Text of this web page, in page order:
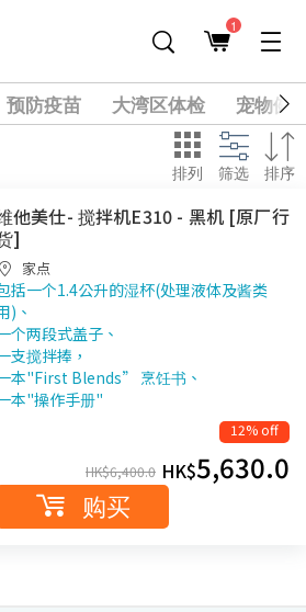
1
预防疫苗 大湾区体检
宠物健
排列 筛选 排序
他美仕- 搅拌机E310 - 黑机 [原厂行
]
家点
括一个1.4公升的湿杯(处理液体及酱类
)、
个两段式盖子、
支搅拌捧，
本"First Blends” 烹饪书、
本"操作手册"
12% off
HK$6,400.0 HK$5,630.0
购买